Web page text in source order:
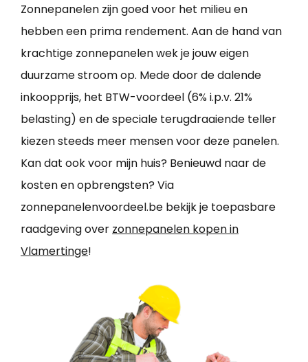
Zonnepanelen zijn goed voor het milieu en
hebben een prima rendement. Aan de hand van
krachtige zonnepanelen wek je jouw eigen
duurzame stroom op. Mede door de dalende
inkoopprijs, het BTW-voordeel (6% i.p.v. 21%
belasting) en de speciale terugdraaiende teller
kiezen steeds meer mensen voor deze panelen.
Kan dat ook voor mijn huis? Benieuwd naar de
kosten en opbrengsten? Via
zonnepanelenvoordeel.be bekijk je toepasbare
raadgeving over zonnepanelen kopen in
Vlamertinge!